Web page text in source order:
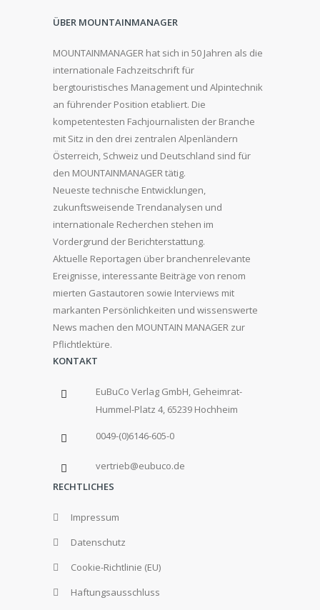
ÜBER MOUNTAINMANAGER
MOUNTAINMANAGER hat sich in 50 Jahren als die
internationale Fachzeitschrift für
bergtouristisches Management und Alpintechnik
an führender Position etabliert. Die
kompetentesten Fachjournalisten der Branche
mit Sitz in den drei zentralen Alpenländern
Österreich, Schweiz und Deutschland sind für
den MOUNTAINMANAGER tätig.
Neueste technische Entwicklungen,
zukunftsweisende Trendanalysen und
internationale Recherchen stehen im
Vordergrund der Berichterstattung.
Aktuelle Reportagen über branchenrelevante
Ereignisse, interessante Beiträge von renom
mierten Gastautoren sowie Interviews mit
markanten Persönlichkeiten und wissenswerte
News machen den MOUNTAIN MANAGER zur
Pflichtlektüre.
KONTAKT
EuBuCo Verlag GmbH, Geheimrat-
Hummel-Platz 4, 65239 Hochheim
0049-(0)6146-605-0
vertrieb@eubuco.de
RECHTLICHES
Impressum
Datenschutz
Cookie-Richtlinie (EU)
Haftungsausschluss